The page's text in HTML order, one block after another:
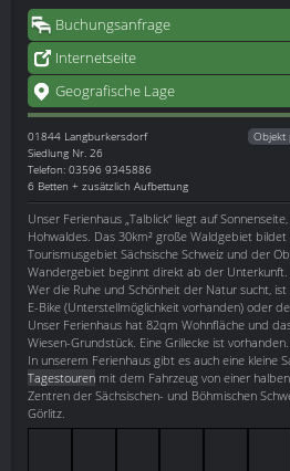
Buchungsanfrage
Internetseite
Geografische Lage
01844 Langburkersdorf
Siedlung Nr. 26
Telefon: 03596 9345886
6 Betten + zusätzlich Aufbettung
Objekt
Unser Ferienhaus „Talblick“ liegt auf
Hohwaldes. Das 30km² große Waldgebiet
Tourismusgebiet Sächsische Schweiz und der
Wandergebiet beginnt direkt ab der Unterkunft.
Wer die Ruhe und Schönheit der Natur sucht,
E-Bike (Unterstellmöglichkeit vorhanden) oder
Unser Ferienhaus hat 82qm Wohnfläche und
Wiesen-Grundstück. Eine Grillecke ist vorhanden.
In unserem Ferienhaus gibt es auch eine kleine
Tagestouren mit dem Fahrzeug von einer
Zentren der Sächsischen- und Böhmischen
Görlitz.